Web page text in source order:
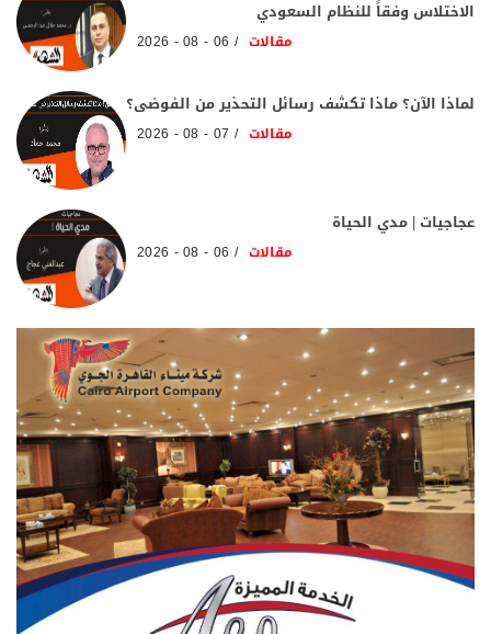
الاختلاس وفقاً للنظام السعودي
مقالات 06 - 08 - 2026
لماذا الآن؟ ماذا تكشف رسائل التحذير من الفوضى؟
مقالات 07 - 08 - 2026
عجاجيات | مدي الحياة
مقالات 06 - 08 - 2026